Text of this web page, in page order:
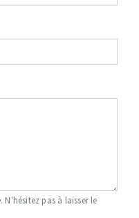
pas à laisser le